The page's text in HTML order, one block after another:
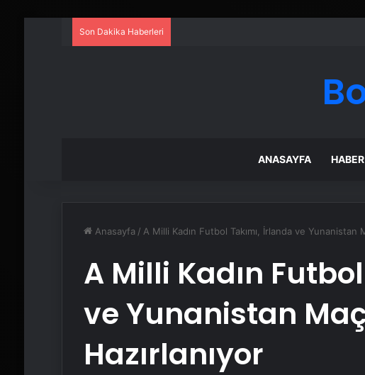
Son Dakika Haberleri
ANASAYFA HABER
Anasayfa / A Milli Kadın Futbol Takımı, İrlanda ve Yunanistan
A Milli Kadın
ve Yunanistan
Hazırlanıyor